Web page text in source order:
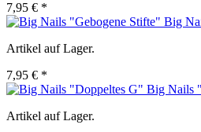
7,95 € *
Big
Artikel auf Lager.
7,95 € *
Big Nails
Artikel auf Lager.